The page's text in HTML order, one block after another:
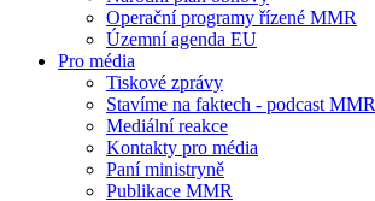
Operační programy řízené MMR
Územní agenda EU
Pro média
Tiskové zprávy
Stavíme na faktech - podcast MMR
Mediální reakce
Kontakty pro média
Paní ministryně
Publikace MMR